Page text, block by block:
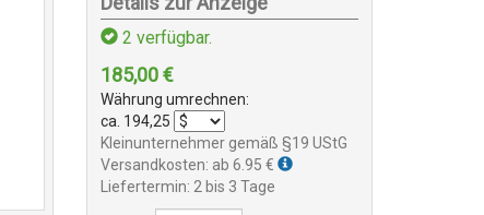
2 verfügbar.
185,00 €
Währung umrechnen:
ca. 194,25
Kleinunternehmer gemäß §19 UStG
Versandkosten: ab 6.95 €
Liefertermin: 2 bis 3 Tage